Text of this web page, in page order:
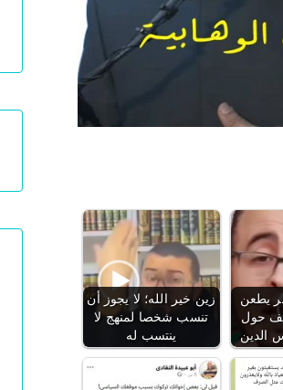
زين خير الله؛ لا يجوز أن
تنسب شخصا لمنهج لا
ينتسب له
يطعن
حول
الدين